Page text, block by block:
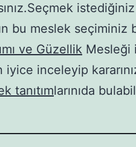
bu meslek seçiminiz
ve Güzellik Mesleği
inceleyip
tanıtımlarınıda